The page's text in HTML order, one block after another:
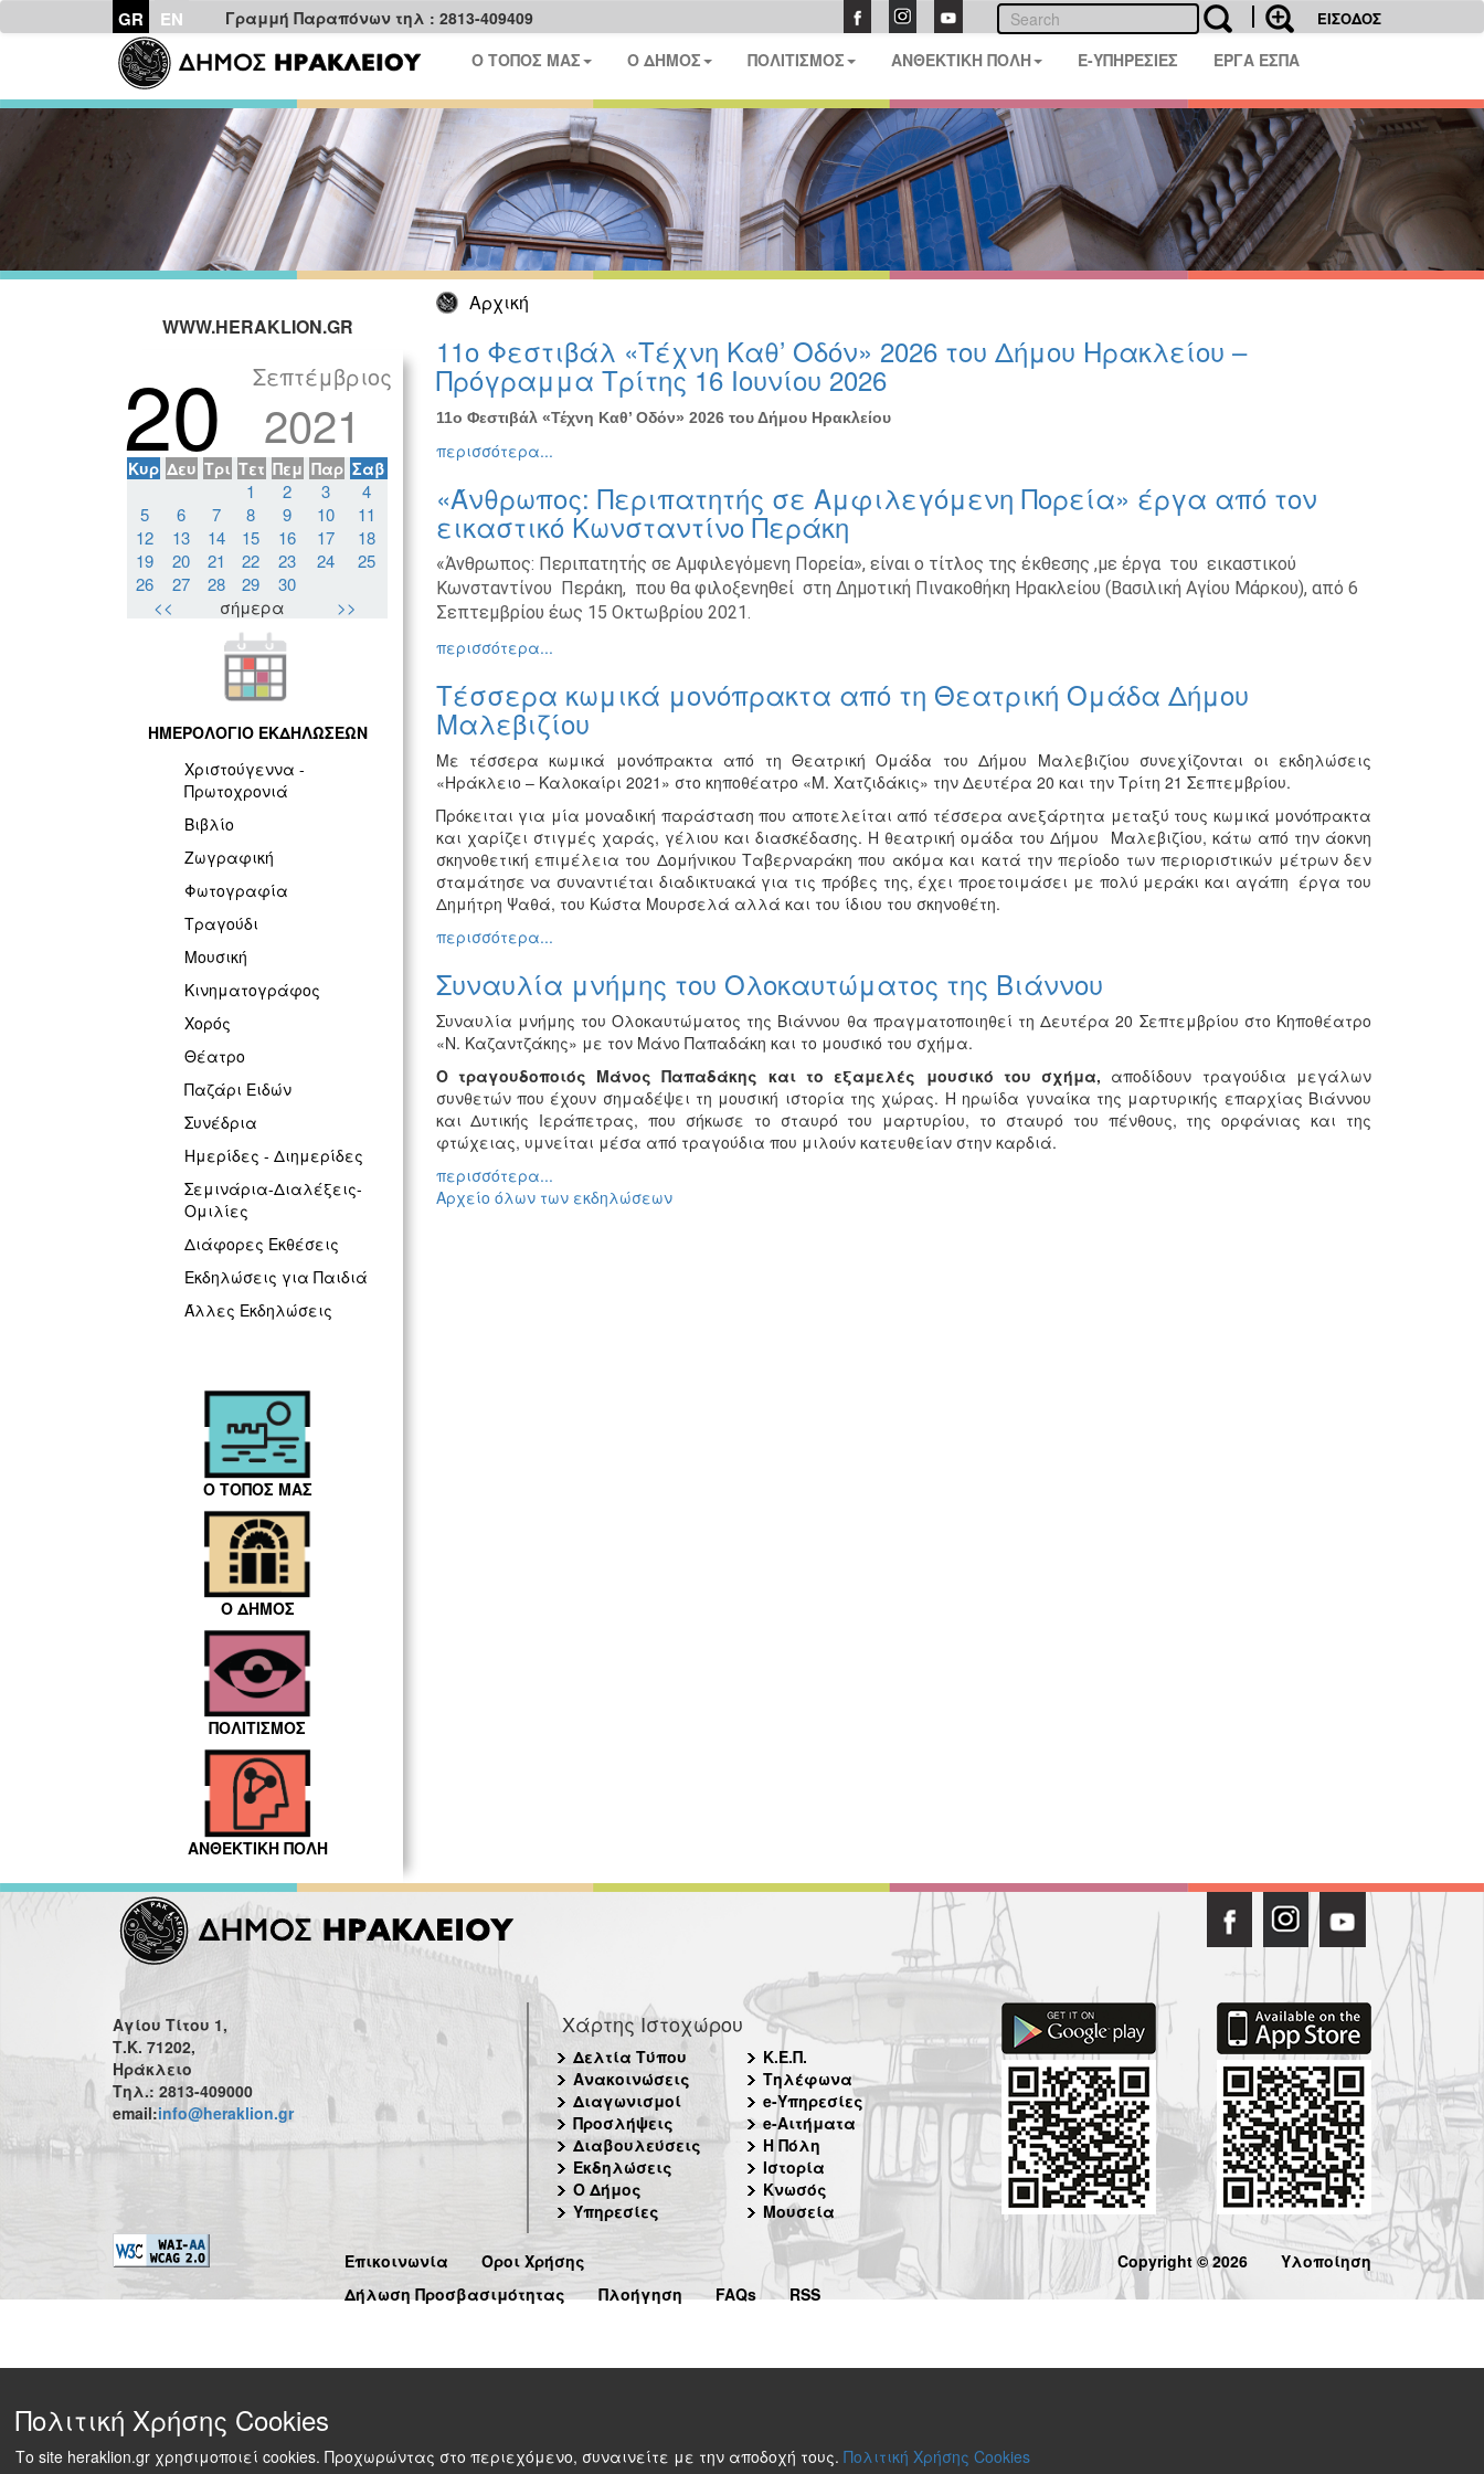
GR EN Γραμμή Παραπόνων τηλ : 2813-409409 ΕΙΣΟΔΟΣ
Ο ΤΟΠΟΣ ΜΑΣ Ο ΔΗΜΟΣ ΠΟΛΙΤΙΣΜΟΣ ΑΝΘΕΚΤΙΚΗ ΠΟΛΗ E-ΥΠΗΡΕΣΙΕΣ ΕΡΓΑ ΕΣΠΑ
Αρχική
WWW.HERAKLION.GR
20 Σεπτέμβριος
2021
Κυρ Δευ Τρι Τετ Πεμ Παρ Σαβ
1 2 3
4
5
6 7 8 9 10
11
12
13 14 15 16 17
18
19
20 21 22 23 24
25
26
27 28 29
30
<<
σήμερα >>
ΗΜΕΡΟΛΟΓΙΟ ΕΚΔΗΛΩΣΕΩΝ
Χριστούγεννα -
Πρωτοχρονιά
Βιβλίο
Ζωγραφική
Φωτογραφία
Τραγούδι
Μουσική
Κινηματογράφος
Χορός
Θέατρο
Παζάρι Ειδών
Συνέδρια
Ημερίδες - Διημερίδες
Σεμινάρια-Διαλέξεις-
Ομιλίες
Διάφορες Εκθέσεις
Εκδηλώσεις για Παιδιά
Άλλες Εκδηλώσεις
Ο ΤΟΠΟΣ ΜΑΣ
Ο ΔΗΜΟΣ
ΠΟΛΙΤΙΣΜΟΣ
ΑΝΘΕΚΤΙΚΗ ΠΟΛΗ
11ο Φεστιβάλ «Τέχνη Καθ’ Οδόν» 2026 του Δήμου Ηρακλείου –
Πρόγραμμα Τρίτης 16 Ιουνίου 2026
11ο Φεστιβάλ «Τέχνη Καθ’ Οδόν» 2026 του Δήμου Ηρακλείου
περισσότερα...
«Άνθρωπος: Περιπατητής σε Αμφιλεγόμενη Πορεία» έργα από τον
εικαστικό Κωνσταντίνο Περάκη
«Άνθρωπος: Περιπατητής σε Αμφιλεγόμενη Πορεία», είναι ο τίτλος της έκθεσης ,με έργα του εικαστικού
Κωνσταντίνου Περάκη, που θα φιλοξενηθεί στη Δημοτική Πινακοθήκη Ηρακλείου (Βασιλική Αγίου Μάρκου), από 6
Σεπτεμβρίου έως 15 Οκτωβρίου 2021.
περισσότερα...
Τέσσερα κωμικά μονόπρακτα από τη Θεατρική Ομάδα Δήμου
Μαλεβιζίου
Με τέσσερα κωμικά μονόπρακτα από τη Θεατρική Ομάδα του Δήμου Μαλεβιζίου συνεχίζονται οι εκδηλώσεις
«Ηράκλειο – Καλοκαίρι 2021» στο κηποθέατρο «Μ. Χατζιδάκις» την Δευτέρα 20 και την Τρίτη 21 Σεπτεμβρίου.
Πρόκειται για μία μοναδική παράσταση που αποτελείται από τέσσερα ανεξάρτητα μεταξύ τους κωμικά μονόπρακτα
και χαρίζει στιγμές χαράς, γέλιου και διασκέδασης. Η θεατρική ομάδα του Δήμου Μαλεβιζίου, κάτω από την άοκνη
σκηνοθετική επιμέλεια του Δομήνικου Ταβερναράκη που ακόμα και κατά την περίοδο των περιοριστικών μέτρων δεν
σταμάτησε να συναντιέται διαδικτυακά για τις πρόβες της, έχει προετοιμάσει με πολύ μεράκι και αγάπη έργα του
Δημήτρη Ψαθά, του Κώστα Μουρσελά αλλά και του ίδιου του σκηνοθέτη.
περισσότερα...
Συναυλία μνήμης του Ολοκαυτώματος της Βιάννου
Συναυλία μνήμης του Ολοκαυτώματος της Βιάννου θα πραγματοποιηθεί τη Δευτέρα 20 Σεπτεμβρίου στο Κηποθέατρο
«Ν. Καζαντζάκης» με τον Μάνο Παπαδάκη και το μουσικό του σχήμα.
Ο τραγουδοποιός Μάνος Παπαδάκης και το εξαμελές μουσικό του σχήμα, αποδίδουν τραγούδια μεγάλων
συνθετών που έχουν σημαδέψει τη μουσική ιστορία της χώρας. Η ηρωίδα γυναίκα της μαρτυρικής επαρχίας Βιάννου
και Δυτικής Ιεράπετρας, που σήκωσε το σταυρό του μαρτυρίου, το σταυρό του πένθους, της ορφάνιας και της
φτώχειας, υμνείται μέσα από τραγούδια που μιλούν κατευθείαν στην καρδιά.
περισσότερα...
Αρχείο όλων των εκδηλώσεων
Αγίου Τίτου 1,
Τ.Κ. 71202,
Ηράκλειο
Τηλ.: 2813-409000
email:info@heraklion.gr
Χάρτης Ιστοχώρου
Δελτία Τύπου
Ανακοινώσεις
Διαγωνισμοί
Προσλήψεις
Διαβουλεύσεις
Εκδηλώσεις
Ο Δήμος
Υπηρεσίες
Κ.Ε.Π.
Τηλέφωνα
e-Υπηρεσίες
e-Αιτήματα
Η Πόλη
Ιστορία
Κνωσός
Μουσεία
Επικοινωνία
Όροι Χρήσης
Δήλωση Προσβασιμότητας
Πλοήγηση FAQs RSS
Copyright © 2026 Υλοποίηση
Πολιτική Χρήσης Cookies
Το site heraklion.gr χρησιμοποιεί cookies. Προχωρώντας στο περιεχόμενο, συναινείτε με την αποδοχή τους. Πολιτική Χρήσης Cookies